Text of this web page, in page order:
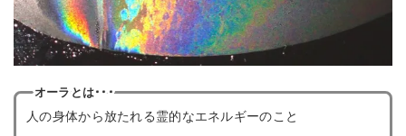
オーラとは･･･
人の身体から放たれる霊的なエネルギーのこと